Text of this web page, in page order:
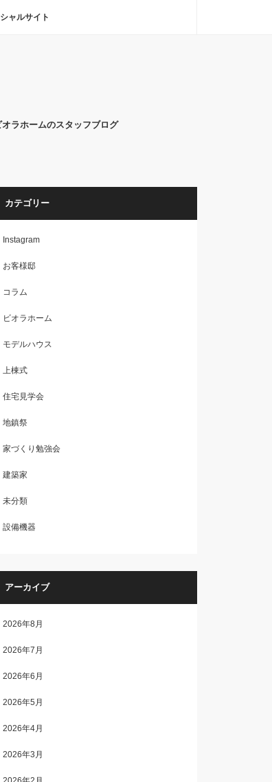
ャルサイト
ラホームのスタッフブログ
カテゴリー
Instagram
お客様邸
コラム
ビオラホーム
モデルハウス
上棟式
住宅見学会
地鎮祭
家づくり勉強会
建築家
未分類
設備機器
アーカイブ
2026年8月
2026年7月
2026年6月
2026年5月
2026年4月
2026年3月